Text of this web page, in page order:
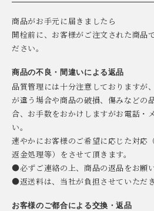
商品がお手元に届きましたら
開栓前に、お客様がご注文された商品
ださい。
商品の不良・間違いによる返品
品質管理には十分注意しておりますが
が違う場合や商品の破損、傷みなどの
合、お手数をおかけしますがお電話・
い。
速やかにお客様のご希望に応じた対応
返金処理等）をさせて頂きます。
●必ずご連絡の上、商品の返品をお願い
●返送料は、当社が負担させていただき
お客様のご都合による交換・返品